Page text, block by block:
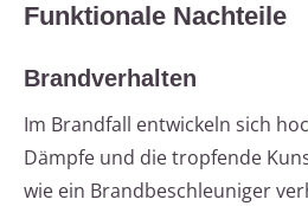
Funktionale Nachteile
Brandverhalten
Im Brandfall entwickeln sich
Dämpfe und die tropfende
wie ein Brandbeschleuniger